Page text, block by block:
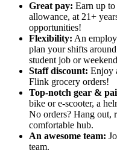
Great pay: Earn up
allowance, at 21+
opportunities!
Flexibility: An
plan your shifts
student job or
Staff discount: Enjoy
Flink grocery orders!
Top-notch gear &
bike or e-scooter, a
No orders? Hang out,
comfortable hub.
An awesome team:
team.